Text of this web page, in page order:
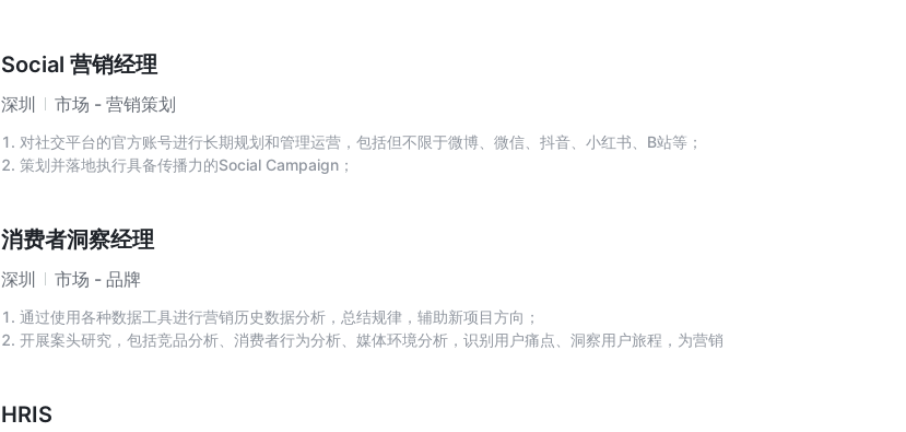
合作关系；
3. 渠道拓展：渠道客户的选择、认证；新产品上市的渠道规划与沟通；制定客户TCO（Total Channel
Offer）计划。
Social 营销经理
深圳 市场 - 营销策划
1. 对社交平台的官方账号进行长期规划和管理运营，包括但不限于微博、微信、抖音、小红书、B站等；
2. 策划并落地执行具备传播力的Social Campaign；
5. 负责维护社交媒体上的粉丝用户关系，增强粉丝对品牌和产品的认同感。
消费者洞察经理
深圳 市场 - 品牌
1. 通过使用各种数据工具进行营销历史数据分析，总结规律，辅助新项目方向；
2. 开展案头研究，包括竞品分析、消费者行为分析、媒体环境分析，识别用户痛点、洞察用户旅程，为营销
HRIS